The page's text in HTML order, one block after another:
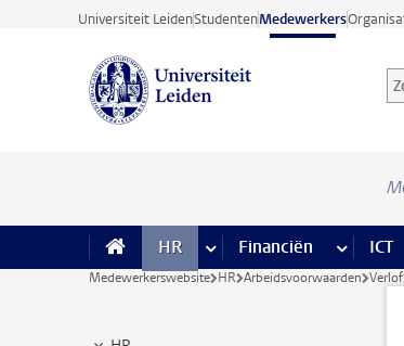
Ga direct naar de inhoud
Universiteit LeidenStudentenMedewerkers
HR meer HR pagina’s
Financiën meerICT
Medewerkerswebsite HR Arbeidsvoorwaarden Verlof